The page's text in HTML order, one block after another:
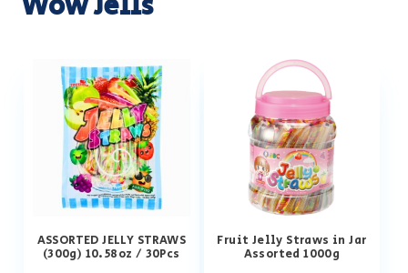
ASSORTED JELLY STRAWS
(300g) 10.58oz / 30Pcs
Fruit Jelly Straws in Jar
Assorted 1000g